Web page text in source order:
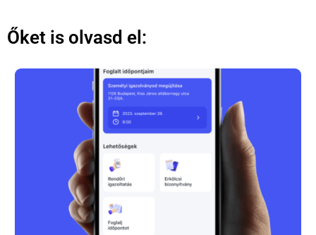
Őket is olvasd el: